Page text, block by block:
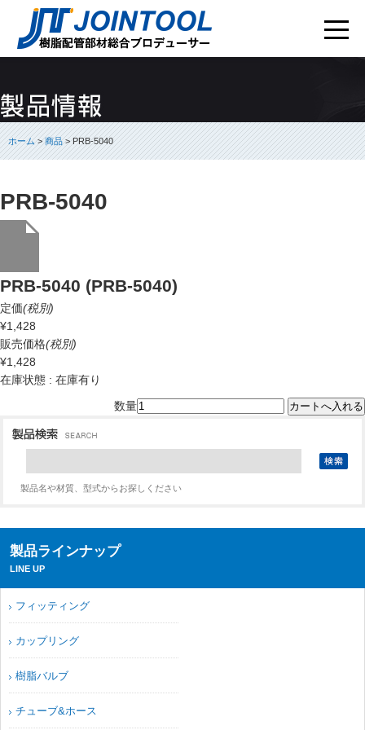
ホーム>商品> PRB-5040
PRB-5040
PRB-5040 (PRB-5040)
定価(税別)
¥1,428
販売価格(税別)
¥1,428
在庫状態 : 在庫有り
数量
製品名や材質、型式からお探しください
製品ラインナップ
LINE UP
フィッティング
カップリング
樹脂バルブ
チューブ&ホース